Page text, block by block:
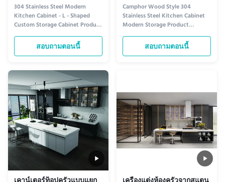
304 Stainless Steel Modern
Kitchen Cabinet - L - Shaped
Custom Storage Cabinet Product
information Sleek Design for
Modern Living Crafted from
premium 304 stainless steel, this
combines durability with
contemporary elegance. Its
seamless, rust-resistant
construction ensures ...
สอบถามตอนนี้
Camphor Wood Style 304
Stainless Steel Kitchen Cabinet
Modern Storage Product
information Blending the warm,
natural aesthetic of camphor
wood with the durability of 304-
สอบถามตอนนี้